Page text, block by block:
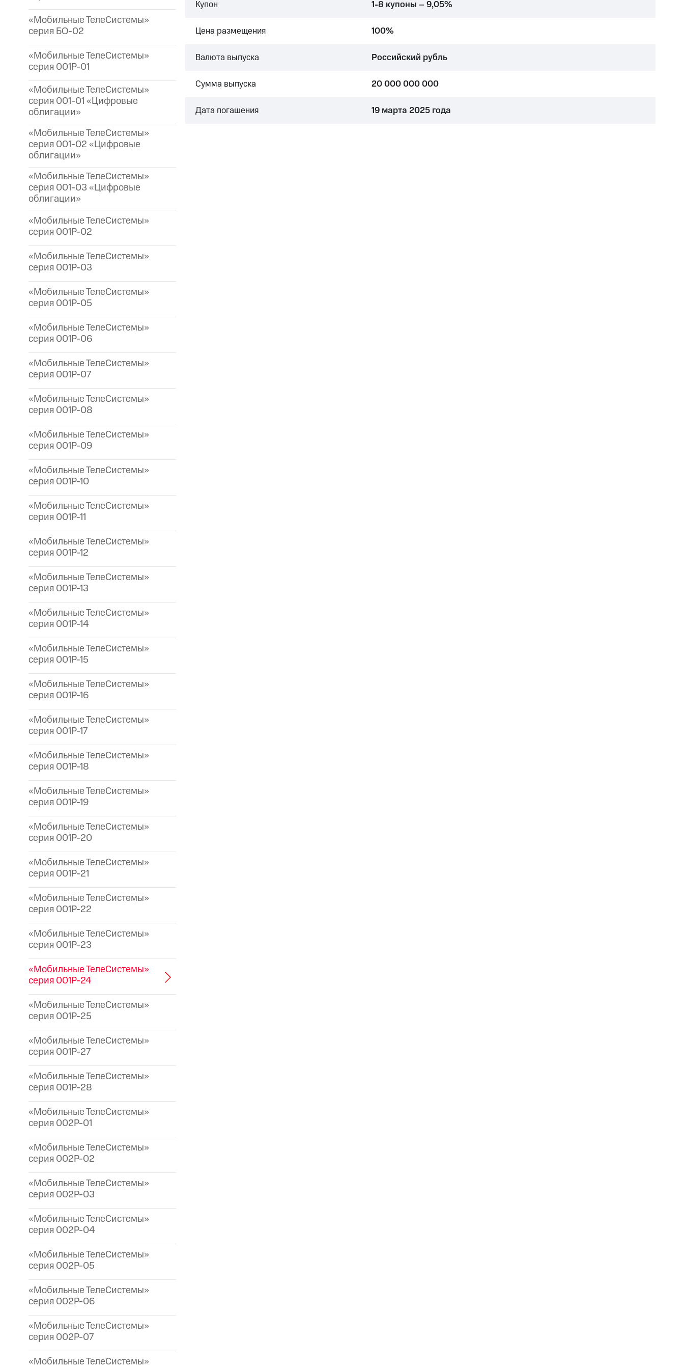
«Мобильные ТелеСистемы»
серия БО-02
«Мобильные ТелеСистемы»
серия 001P-01
«Мобильные ТелеСистемы»
серия 001-01 «Цифровые
облигации»
«Мобильные ТелеСистемы»
серия 001-02 «Цифровые
облигации»
«Мобильные ТелеСистемы»
серия 001-03 «Цифровые
облигации»
«Мобильные ТелеСистемы»
серия 001P-02
«Мобильные ТелеСистемы»
серия 001P-03
«Мобильные ТелеСистемы»
серия 001P-05
«Мобильные ТелеСистемы»
серия 001P-06
«Мобильные ТелеСистемы»
серия 001P-07
«Мобильные ТелеСистемы»
серия 001P-08
«Мобильные ТелеСистемы»
серия 001P-09
«Мобильные ТелеСистемы»
серия 001P-10
«Мобильные ТелеСистемы»
серия 001P-11
«Мобильные ТелеСистемы»
серия 001P-12
«Мобильные ТелеСистемы»
серия 001P-13
«Мобильные ТелеСистемы»
серия 001P-14
«Мобильные ТелеСистемы»
серия 001P-15
«Мобильные ТелеСистемы»
серия 001P-16
«Мобильные ТелеСистемы»
серия 001P-17
«Мобильные ТелеСистемы»
серия 001P-18
«Мобильные ТелеСистемы»
серия 001P-19
«Мобильные ТелеСистемы»
серия 001P-20
«Мобильные ТелеСистемы»
серия 001P-21
«Мобильные ТелеСистемы»
серия 001P-22
«Мобильные ТелеСистемы»
серия 001P-23
«Мобильные ТелеСистемы»
серия 001P-24
«Мобильные ТелеСистемы»
серия 001P-25
«Мобильные ТелеСистемы»
серия 001P-27
«Мобильные ТелеСистемы»
серия 001P-28
«Мобильные ТелеСистемы»
серия 002P-01
«Мобильные ТелеСистемы»
серия 002P-02
«Мобильные ТелеСистемы»
серия 002P-03
«Мобильные ТелеСистемы»
серия 002P-04
«Мобильные ТелеСистемы»
серия 002P-05
«Мобильные ТелеСистемы»
серия 002P-06
«Мобильные ТелеСистемы»
серия 002P-07
«Мобильные ТелеСистемы»
Купон 1-8 купоны – 9,05%
Цена размещения 100%
Валюта выпуска Российский рубль
Сумма выпуска 20 000 000 000
Дата погашения 19 марта 2025 года